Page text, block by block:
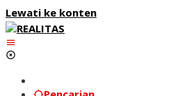
Lewati ke konten